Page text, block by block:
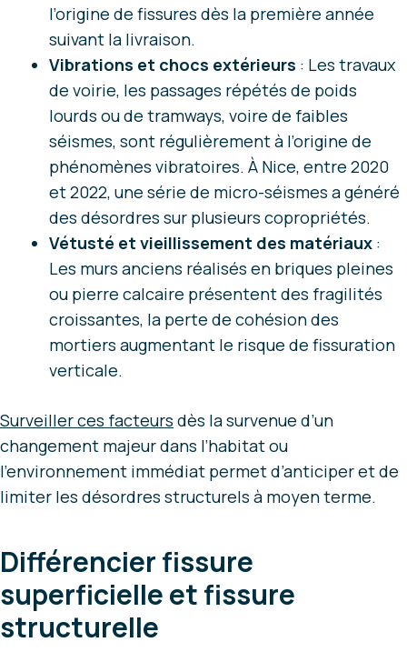
l’origine de fissures dès la première année
suivant la livraison.
Vibrations et chocs extérieurs : Les travaux
de voirie, les passages répétés de poids
lourds ou de tramways, voire de faibles
séismes, sont régulièrement à l’origine de
phénomènes vibratoires. À Nice, entre 2020
et 2022, une série de micro-séismes a généré
des désordres sur plusieurs copropriétés.
Vétusté et vieillissement des matériaux :
Les murs anciens réalisés en briques pleines
ou pierre calcaire présentent des fragilités
croissantes, la perte de cohésion des
mortiers augmentant le risque de fissuration
verticale.
Surveiller ces facteurs dès la survenue d’un
changement majeur dans l’habitat ou
l’environnement immédiat permet d’anticiper et de
limiter les désordres structurels à moyen terme.
Différencier fissure
superficielle et fissure
structurelle